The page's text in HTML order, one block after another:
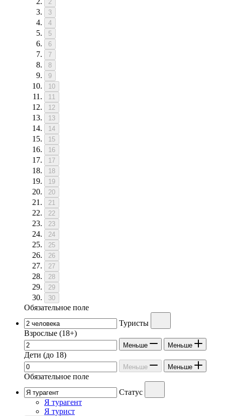
2
3
4
5
6
7
8
9
10
11
12
13
14
15
16
17
18
19
20
21
22
23
24
25
26
27
28
29
30
Обязательное поле
Туристы
Взрослые (18+)
Меньше Меньше
Дети (до 18)
Меньше Меньше
Обязательное поле
Статус
Я турагент
Я турист